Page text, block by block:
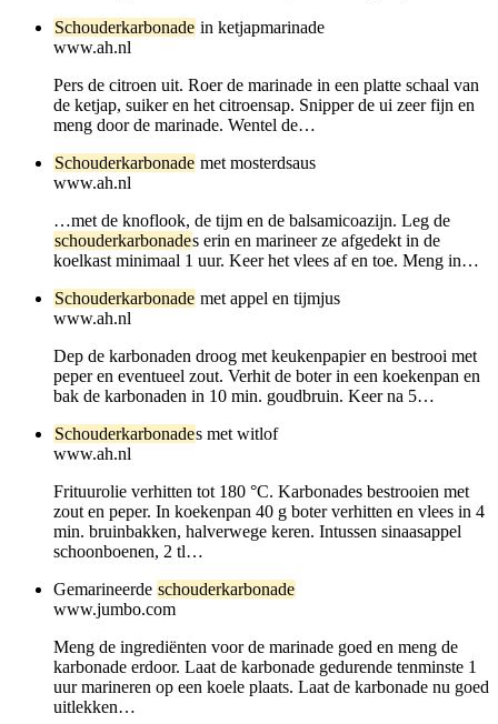
Schouderkarbonade in ketjapmarinade
www.ah.nl
Pers de citroen uit. Roer de marinade in een platte schaal van
de ketjap, suiker en het citroensap. Snipper de ui zeer fijn en
meng door de marinade. Wentel de…
Schouderkarbonade met mosterdsaus
www.ah.nl
…met de knoflook, de tijm en de balsamicoazijn. Leg de
schouderkarbonades erin en marineer ze afgedekt in de
koelkast minimaal 1 uur. Keer het vlees af en toe. Meng in…
Schouderkarbonade met appel en tijmjus
www.ah.nl
Dep de karbonaden droog met keukenpapier en bestrooi met
peper en eventueel zout. Verhit de boter in een koekenpan en
bak de karbonaden in 10 min. goudbruin. Keer na 5…
Schouderkarbonades met witlof
www.ah.nl
Frituurolie verhitten tot 180 °C. Karbonades bestrooien met
zout en peper. In koekenpan 40 g boter verhitten en vlees in 4
min. bruinbakken, halverwege keren. Intussen sinaasappel
schoonboenen, 2 tl…
Gemarineerde schouderkarbonade
www.jumbo.com
Meng de ingrediënten voor de marinade goed en meng de
karbonade erdoor. Laat de karbonade gedurende tenminste 1
uur marineren op een koele plaats. Laat de karbonade nu goed
uitlekken…